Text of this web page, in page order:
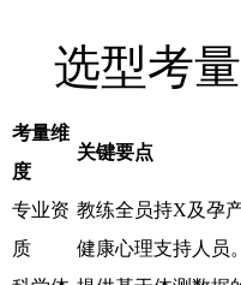
选型考
考量维
度
关键要点
专业资
质
教练全员持X及孕
健康心理支持人员。